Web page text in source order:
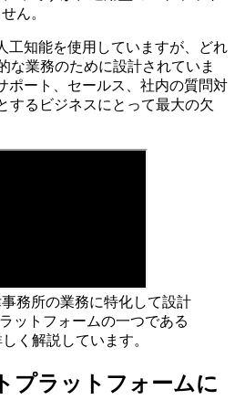
ん。
工知能を使用していますが、どれ
な業務のために設計されていま
ポート、セールス、社内の質問対
するビジネスにとって最大の欠
務所の業務に特化して設計
ットフォームの一つである
く解説しています。
プラットフォームに